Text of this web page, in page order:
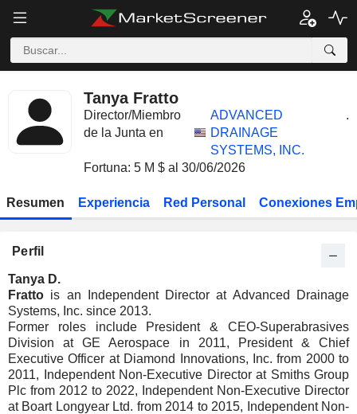
Tanya Fratto
Director/Miembro
de la Junta en
ADVANCED
DRAINAGE
SYSTEMS, INC.
.
Fortuna: 5 M $ al 30/06/2026
Resumen Experiencia Red Personal Conexiones
Perfil
Tanya D.
Fratto is an Independent Director at Advanced Drainage
Systems, Inc. since 2013.
Former roles include President & CEO-Superabrasives
Division at GE Aerospace in 2011, President & Chief
Executive Officer at Diamond Innovations, Inc. from 2000 to
2011, Independent Non-Executive Director at Smiths Group
Plc from 2012 to 2022, Independent Non-Executive Director
at Boart Longyear Ltd. from 2014 to 2015, Independent Non-